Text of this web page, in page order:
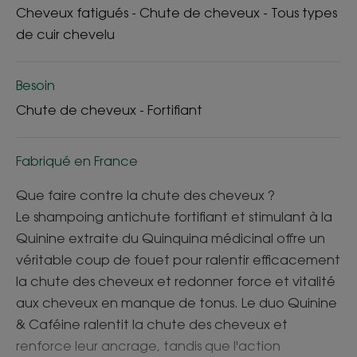
Cheveux fatigués - Chute de cheveux - Tous types
de cuir chevelu
Besoin
Chute de cheveux - Fortifiant
Fabriqué en France
Que faire contre la chute des cheveux ?
Le shampoing antichute fortifiant et stimulant à la
Quinine extraite du Quinquina médicinal offre un
véritable coup de fouet pour ralentir efficacement
la chute des cheveux et redonner force et vitalité
aux cheveux en manque de tonus. Le duo Quinine
& Caféine ralentit la chute des cheveux et
renforce leur ancrage, tandis que l'action